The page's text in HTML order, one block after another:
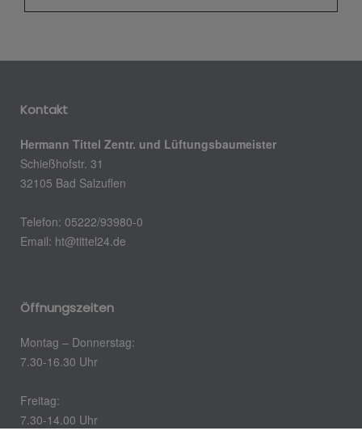
Kontakt
Hermann Tittel Zentr. und Lüftungsbaumeister
Schießhofstr. 31
32105 Bad Salzuflen
Telefon: 05222/93980-0
Email: ht@tittel24.de
Öffnungszeiten
Montag – Donnerstag:
7.30-16.30 Uhr
Freitag:
7.30-14.00 Uhr